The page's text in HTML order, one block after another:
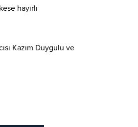
hayırlı
Kazım Duygulu ve